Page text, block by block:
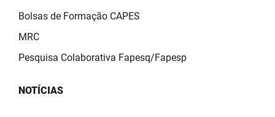
Bolsas de Formação CAPES
MRC
Pesquisa Colaborativa Fapesq/Fapesp
NOTÍCIAS